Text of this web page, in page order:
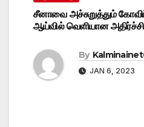
சீனாவை அச்சுறுத்தும்
ஆய்வில் வெளியான
By
JAN 6, 2023